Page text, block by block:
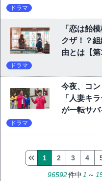
ドラマ
「恋は飴
クザ！？
由とは【第
ドラマ
今夜、コ
「人妻キ
が一転サ
ドラマ
96592件中 1 ～
1 2 3 4